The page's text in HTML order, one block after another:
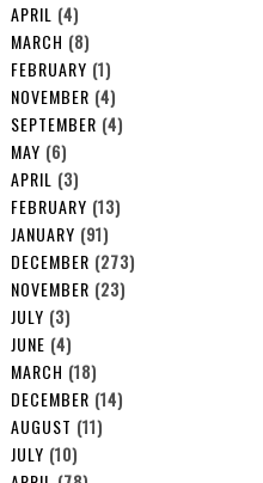
APRIL (4)
MARCH (8)
FEBRUARY (1)
NOVEMBER (4)
SEPTEMBER (4)
MAY (6)
APRIL (3)
FEBRUARY (13)
JANUARY (91)
DECEMBER (273)
NOVEMBER (23)
JULY (3)
JUNE (4)
MARCH (18)
DECEMBER (14)
AUGUST (11)
JULY (10)